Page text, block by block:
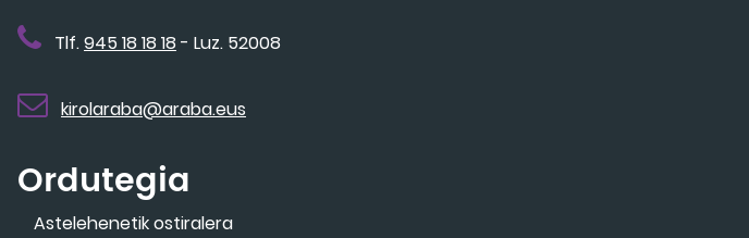
Tlf.945 18 18 18 - Luz. 52008
kirolaraba@araba.eus
Ordutegia
Astelehenetik ostiralera